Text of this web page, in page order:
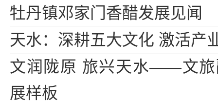
牡丹镇邓家门香醋发展见闻
天水：深耕五大文化 激活产
文润陇原 旅兴天水——文旅
展样板